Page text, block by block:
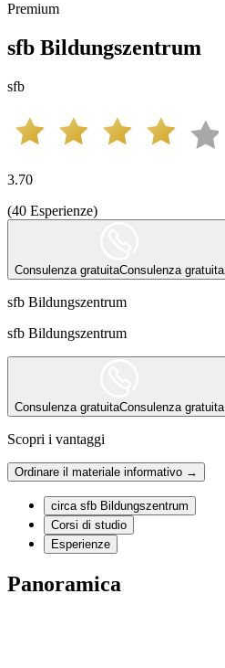
Premium
sfb Bildungszentrum
sfb
3.70
(40 Esperienze)
Consulenza gratuitaConsulenza gratuita
sfb Bildungszentrum
sfb Bildungszentrum
Consulenza gratuitaConsulenza gratuita
Scopri i vantaggi
Ordinare il materiale informativo →
circa sfb Bildungszentrum
Corsi di studio
Esperienze
Panoramica